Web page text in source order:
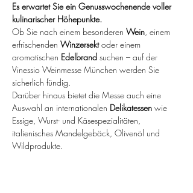
Es erwartet Sie ein Genusswochenende voller
kulinarischer Höhepunkte.
Ob Sie nach einem besonderen Wein, einem
erfrischenden Winzersekt oder einem
aromatischen Edelbrand suchen – auf der
Vinessio Weinmesse München werden Sie
sicherlich fündig.
Darüber hinaus bietet die Messe auch eine
Auswahl an internationalen Delikatessen wie
Essige, Wurst- und Käsespezialitäten,
italienisches Mandelgebäck, Olivenöl und
Wildprodukte.